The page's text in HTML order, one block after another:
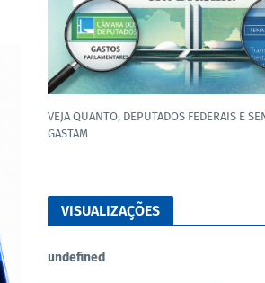
VEJA QUANTO, DEPUTADOS FEDERAIS E
GASTAM
VISUALIZAÇÕES
undefned